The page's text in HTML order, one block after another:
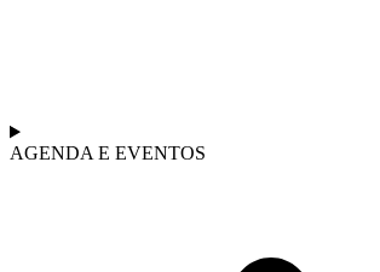
AGENDA E EVENTOS